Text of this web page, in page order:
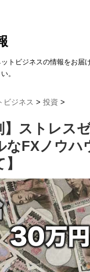
トビジネスの情報をお届
。
ビジネス > 投資 >
】ストレス
なFXノウハ